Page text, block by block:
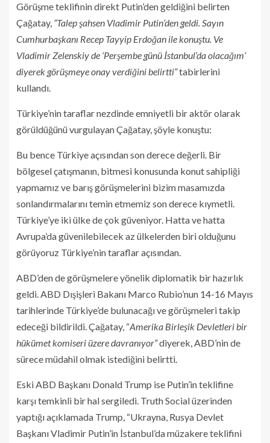
Görüşme teklifinin direkt Putin’den geldiğini belirten
Çağatay, “Talep şahsen Vladimir Putin’den geldi. Sayın
Cumhurbaşkanı Recep Tayyip Erdoğan ile konuştu. Ve
Vladimir Zelenskiy de ‘Perşembe günü İstanbul’da olacağım’
diyerek görüşmeye onay verdiğini belirtti”tabirlerini
kullandı.
Türkiye’nin taraflar nezdinde emniyetli bir aktör olarak
görüldüğünü vurgulayan Çağatay, şöyle konuştu:
Bu bence Türkiye açısından son derece değerli. Bir
bölgesel çatışmanın, bitmesi konusunda konut sahipliği
yapmamız ve barış görüşmelerini bizim masamızda
sonlandırmalarını temin etmemiz son derece kıymetli.
Türkiye’ye iki ülke de çok güveniyor. Hatta ve hatta
Avrupa’da güvenilebilecek az ülkelerden biri olduğunu
görüyoruz Türkiye’nin taraflar açısından.
ABD’den de görüşmelere yönelik diplomatik bir hazırlık
geldi. ABD Dışişleri Bakanı Marco Rubio’nun 14-16 Mayıs
tarihlerinde Türkiye’de bulunacağı ve görüşmeleri takip
edeceği bildirildi. Çağatay, “Amerika Birleşik Devletleri bir
hükümet komiseri üzere davranıyor”diyerek, ABD’nin de
sürece müdahil olmak istediğini belirtti.
Eski ABD Başkanı Donald Trump ise Putin’in teklifine
karşı temkinli bir hal sergiledi. Truth Social üzerinden
yaptığı açıklamada Trump, “Ukrayna, Rusya Devlet
Başkanı Vladimir Putin’in İstanbul’da müzakere teklifini